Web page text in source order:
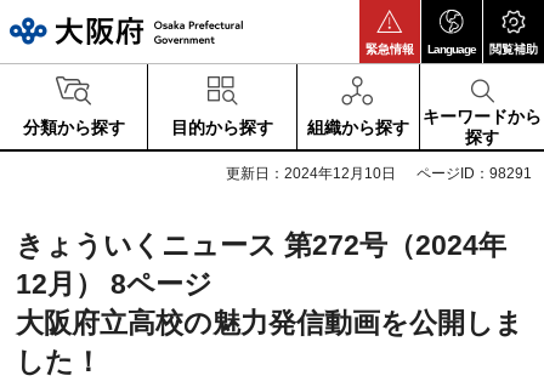
緊急情報 Language 閲覧補助
分類から探す 目的から探す 組織から探す
キーワードから
探す
更新日：2024年12月10日 ページID：98291
きょういくニュース 第272号（2024年
12月） 8ページ
大阪府立高校の魅力発信動画を公開しま
した！